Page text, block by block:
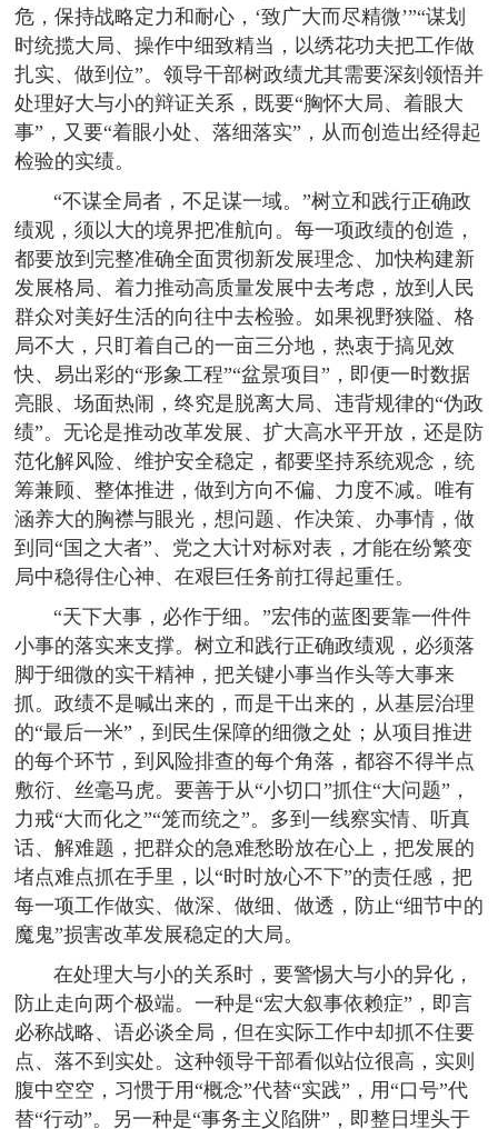
危，保持战略定力和耐心，‘致广大而尽精微’”“谋划
时统揽大局、操作中细致精当，以绣花功夫把工作做
扎实、做到位”。领导干部树政绩尤其需要深刻领悟并
处理好大与小的辩证关系，既要“胸怀大局、着眼大
事”，又要“着眼小处、落细落实”，从而创造出经得起
检验的实绩。
“不谋全局者，不足谋一域。”树立和践行正确政
绩观，须以大的境界把准航向。每一项政绩的创造，
都要放到完整准确全面贯彻新发展理念、加快构建新
发展格局、着力推动高质量发展中去考虑，放到人民
群众对美好生活的向往中去检验。如果视野狭隘、格
局不大，只盯着自己的一亩三分地，热衷于搞见效
快、易出彩的“形象工程”“盆景项目”，即便一时数据
亮眼、场面热闹，终究是脱离大局、违背规律的“伪政
绩”。无论是推动改革发展、扩大高水平开放，还是防
范化解风险、维护安全稳定，都要坚持系统观念，统
筹兼顾、整体推进，做到方向不偏、力度不减。唯有
涵养大的胸襟与眼光，想问题、作决策、办事情，做
到同“国之大者”、党之大计对标对表，才能在纷繁变
局中稳得住心神、在艰巨任务前扛得起重任。
“天下大事，必作于细。”宏伟的蓝图要靠一件件
小事的落实来支撑。树立和践行正确政绩观，必须落
脚于细微的实干精神，把关键小事当作头等大事来
抓。政绩不是喊出来的，而是干出来的，从基层治理
的“最后一米”，到民生保障的细微之处；从项目推进
的每个环节，到风险排查的每个角落，都容不得半点
敷衍、丝毫马虎。要善于从“小切口”抓住“大问题”，
力戒“大而化之”“笼而统之”。多到一线察实情、听真
话、解难题，把群众的急难愁盼放在心上，把发展的
堵点难点抓在手里，以“时时放心不下”的责任感，把
每一项工作做实、做深、做细、做透，防止“细节中的
魔鬼”损害改革发展稳定的大局。
在处理大与小的关系时，要警惕大与小的异化，
防止走向两个极端。一种是“宏大叙事依赖症”，即言
必称战略、语必谈全局，但在实际工作中却抓不住要
点、落不到实处。这种领导干部看似站位很高，实则
腹中空空，习惯于用“概念”代替“实践”，用“口号”代
替“行动”。另一种是“事务主义陷阱”，即整日埋头于